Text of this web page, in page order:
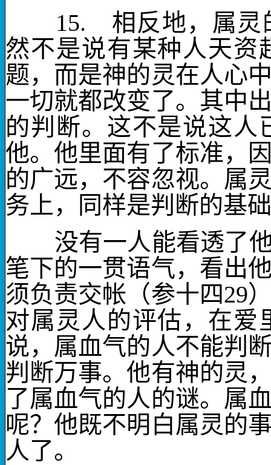
15. 相反地， 属灵
然不是说有某种人天资
题，而是神的灵在人心
一切就都改变了。其中
的判断。这不是说这人
他。他里面有了标准，
的广远，不容忽视。属
务上，同样是判断的基
没有一人能看透了
笔下的一贯语气，看出
须负责交帐（参十四29
对属灵 人的评估，在爱
说，属血气的人不能判
判断万事。他有神的灵
了属血气的人的谜。属
呢？他既不明白属灵的
人了。